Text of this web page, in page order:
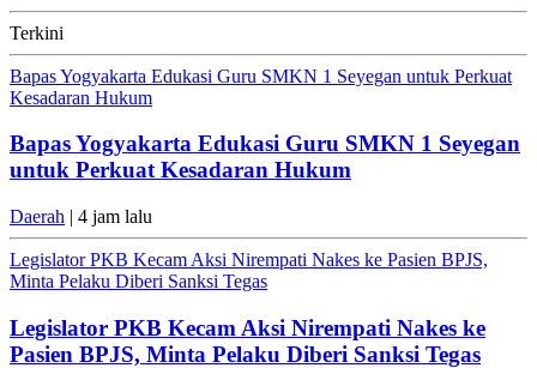
Terkini
Bapas Yogyakarta Edukasi Guru SMKN 1 Seyegan untuk Perkuat
Kesadaran Hukum
Bapas Yogyakarta Edukasi Guru SMKN 1 Seyegan
untuk Perkuat Kesadaran Hukum
Daerah | 4 jam lalu
Legislator PKB Kecam Aksi Nirempati Nakes ke Pasien BPJS,
Minta Pelaku Diberi Sanksi Tegas
Legislator PKB Kecam Aksi Nirempati Nakes ke
Pasien BPJS, Minta Pelaku Diberi Sanksi Tegas